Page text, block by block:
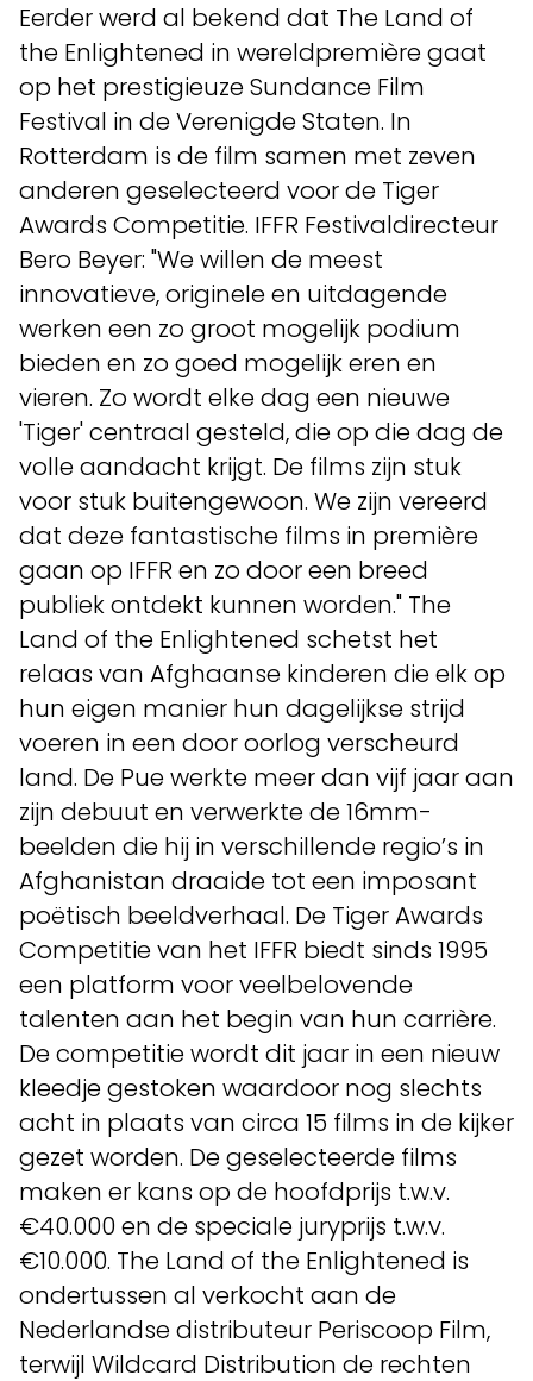
Eerder werd al bekend dat The Land of
the Enlightened in wereldpremière gaat
op het prestigieuze Sundance Film
Festival in de Verenigde Staten. In
Rotterdam is de film samen met zeven
anderen geselecteerd voor de Tiger
Awards Competitie. IFFR Festivaldirecteur
Bero Beyer: "We willen de meest
innovatieve, originele en uitdagende
werken een zo groot mogelijk podium
bieden en zo goed mogelijk eren en
vieren. Zo wordt elke dag een nieuwe
'Tiger' centraal gesteld, die op die dag de
volle aandacht krijgt. De films zijn stuk
voor stuk buitengewoon. We zijn vereerd
dat deze fantastische films in première
gaan op IFFR en zo door een breed
publiek ontdekt kunnen worden." The
Land of the Enlightened schetst het
relaas van Afghaanse kinderen die elk op
hun eigen manier hun dagelijkse strijd
voeren in een door oorlog verscheurd
land. De Pue werkte meer dan vijf jaar aan
zijn debuut en verwerkte de 16mm-
beelden die hij in verschillende regio’s in
Afghanistan draaide tot een imposant
poëtisch beeldverhaal. De Tiger Awards
Competitie van het IFFR biedt sinds 1995
een platform voor veelbelovende
talenten aan het begin van hun carrière.
De competitie wordt dit jaar in een nieuw
kleedje gestoken waardoor nog slechts
acht in plaats van circa 15 films in de kijker
gezet worden. De geselecteerde films
maken er kans op de hoofdprijs t.w.v.
€40.000 en de speciale juryprijs t.w.v.
€10.000. The Land of the Enlightened is
ondertussen al verkocht aan de
Nederlandse distributeur Periscoop Film,
terwijl Wildcard Distribution de rechten